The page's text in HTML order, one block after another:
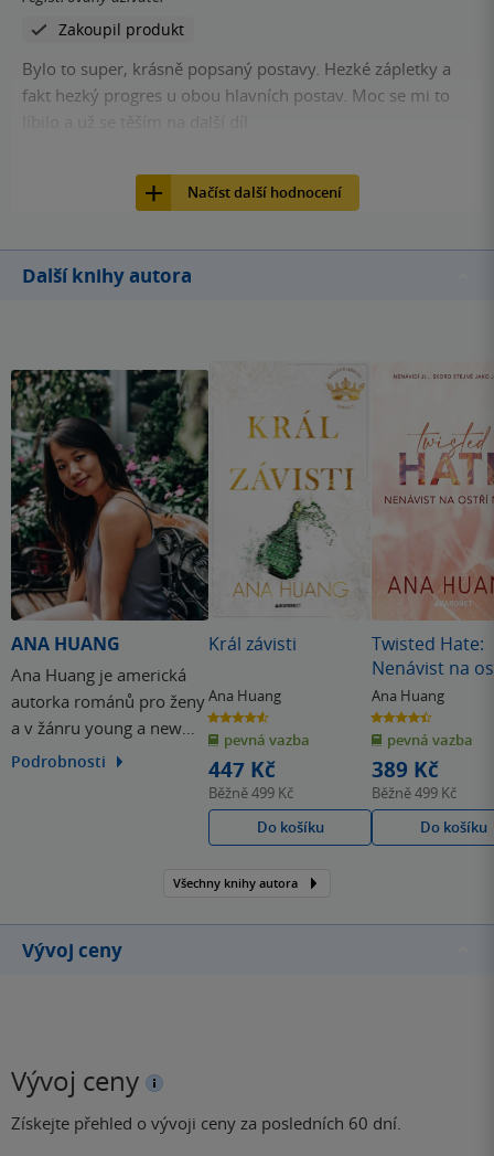
Zakoupil produkt
Bylo to super, krásně popsaný postavy. Hezké zápletky a
fakt hezký progres u obou hlavních postav. Moc se mi to
Načíst další hodnocení
Další knihy autora
ANA HUANG
Ana Huang je americká
autorka románů pro ženy
a v žánru young a new
adult. Hlavními hrdiny
úžasných destinací, které
Podrobnosti
Král závisti
Ana Huang
4.6
z
5
hvězdiček
pevná vazba
447 Kč
Běžně499 Kč
Do košíku
Twisted Hate:
Nenávist na
nože
Ana Huang
4.4
z
5
hvězdiček
pevná vazba
389 Kč
Běžně499 Kč
Do košíku
Všechny knihy autora
Vývoj ceny
Vývoj ceny
Získejte přehled o vývoji ceny za posledních 60 dní.